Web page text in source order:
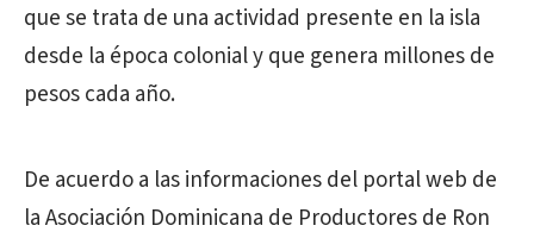
que se trata de una actividad presente en la isla
desde la época colonial y que genera millones de
pesos cada año.
De acuerdo a las informaciones del portal web de
la Asociación Dominicana de Productores de Ron